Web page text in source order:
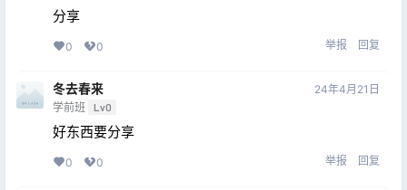
分享
0 0 举报 回复
冬去春来
学前班 Lv0
24年4月21日
好东西要分享
0 0 举报 回复